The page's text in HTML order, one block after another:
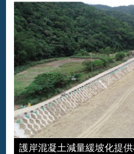
護岸混凝土減量緩坡化提